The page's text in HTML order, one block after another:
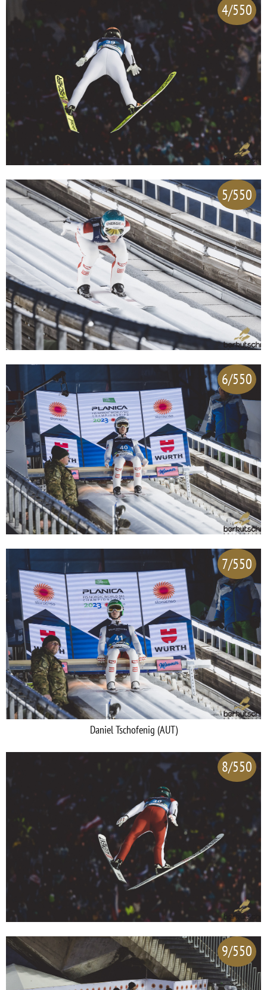
4/550
5/550
6/550
7/550
Daniel Tschofenig (AUT)
8/550
9/550